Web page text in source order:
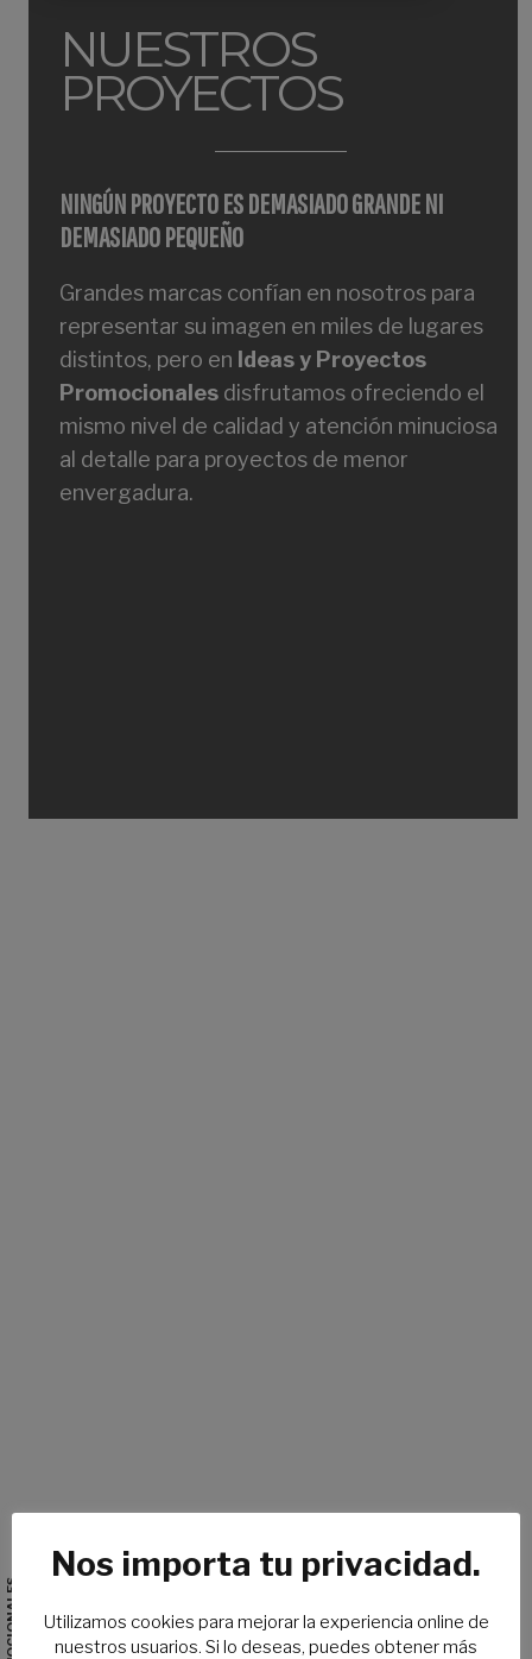
NUESTROS
PROYECTOS
NINGÚN PROYECTO ES DEMASIADO GRANDE NI
DEMASIADO PEQUEÑO
Grandes marcas confían en nosotros para
representar su imagen en miles de lugares
distintos, pero en Ideas y Proyectos
Promocionales disfrutamos ofreciendo el
mismo nivel de calidad y atención minuciosa
al detalle para proyectos de menor
envergadura.
Nos importa tu privacidad.
Utilizamos cookies para mejorar la experiencia online de
nuestros usuarios. Si lo deseas, puedes obtener más